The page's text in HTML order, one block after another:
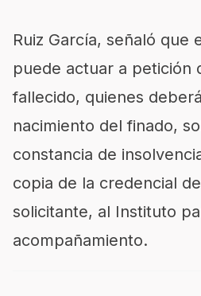
Ruiz García, señaló que
puede actuar a petición
fallecido, quienes
nacimiento del finado,
constancia de
copia de la credencial
solicitante, al Instituto
acompañamiento.